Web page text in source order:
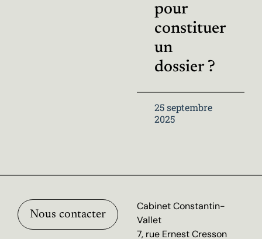
pour
constituer
un
dossier ?
25 septembre
2025
Nous contacter
Cabinet Constantin-
Vallet
7, rue Ernest Cresson